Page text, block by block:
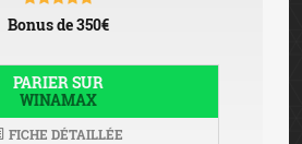
Bonus de 350€
PARIER SUR
WINAMAX
FICHE DÉTAILLÉE